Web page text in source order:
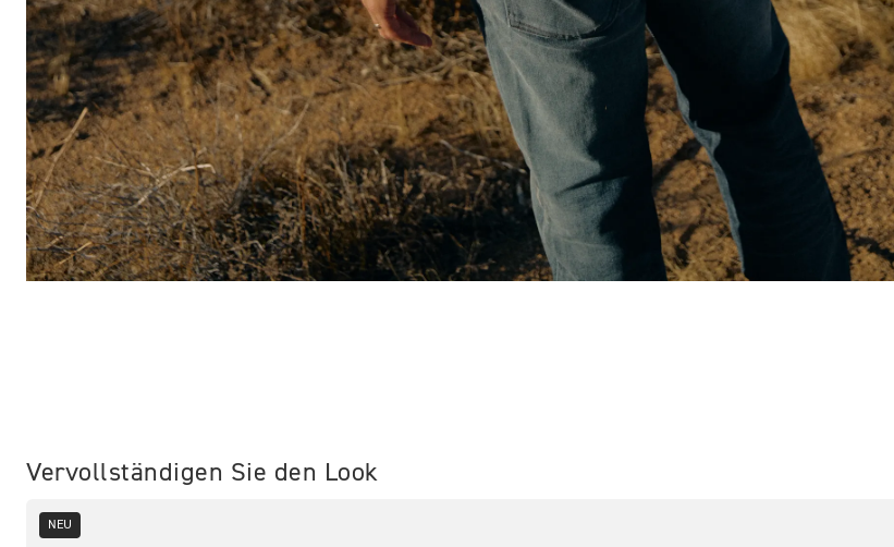
Vervollständigen Sie den Look
NEU